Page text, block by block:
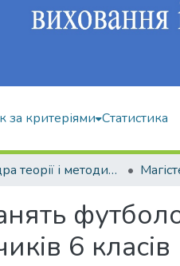
за критеріями Статистика
Кафедра теорії і методики фізичного виховання
6 класів